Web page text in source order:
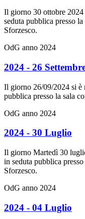
Il giorno 30 ottobre
seduta pubblica presso
Sforzesco.
OdG anno 2024
2024 - 26
Il giorno 26/09/2024 si è
pubblica presso la sala
OdG anno 2024
2024 - 30 Luglio
Il giorno Martedì 30
in seduta pubblica
Sforzesco.
OdG anno 2024
2024 - 04 Luglio